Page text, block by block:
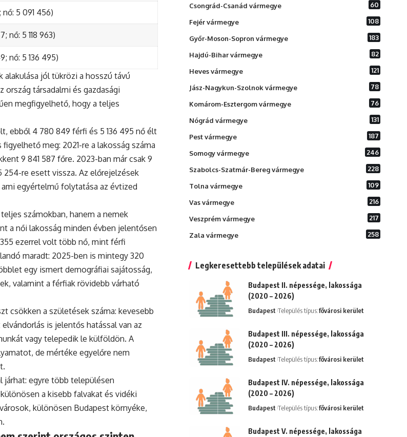
nő: 5 091 456)
nő: 5 118 963)
nő: 5 136 495)
alakulása jól tükrözi a hosszú távú
társadalmi és gazdasági
megfigyelhető, hogy a teljes
ebből 4 780 849 férfi és 5 136 495 nő élt
meg: 2021-re a lakosság száma
9 841 587 főre. 2023-ban már csak 9
re esett vissza. Az előrejelzések
egyértelmű folytatása az évtized
számokban, hanem a nemek
a női lakosság minden évben jelentősen
ezerrel volt több nő, mint férfi
maradt: 2025-ben is mintegy 320
egy ismert demográfiai sajátosság,
valamint a férfiak rövidebb várható
csökken a születések száma: kevesebb
is jelentős hatással van az
vagy telepedik le külföldön. A
de mértéke egyelőre nem
járhat: egyre több településen
a kisebb falvakat és vidéki
különösen Budapest környéke,
Csongrád-Csanád vármegye 60
Fejér vármegye 108
Győr-Moson-Sopron vármegye 183
Hajdú-Bihar vármegye 82
Heves vármegye 121
Jász-Nagykun-Szolnok vármegye 78
Komárom-Esztergom vármegye 76
Nógrád vármegye 131
Pest vármegye 187
Somogy vármegye 246
Szabolcs-Szatmár-Bereg vármegye 228
Tolna vármegye 109
Vas vármegye 216
Veszprém vármegye 217
Zala vármegye 258
Legkeresettebb települések adatai
Budapest II. népessége, lakossága
(2020 – 2026)
Budapest Település típus:fővárosi kerület
Budapest III. népessége, lakossága
(2020 – 2026)
Budapest Település típus:fővárosi kerület
Budapest IV. népessége, lakossága
(2020 – 2026)
Budapest Település típus:fővárosi kerület
Budapest V. népessége, lakossága